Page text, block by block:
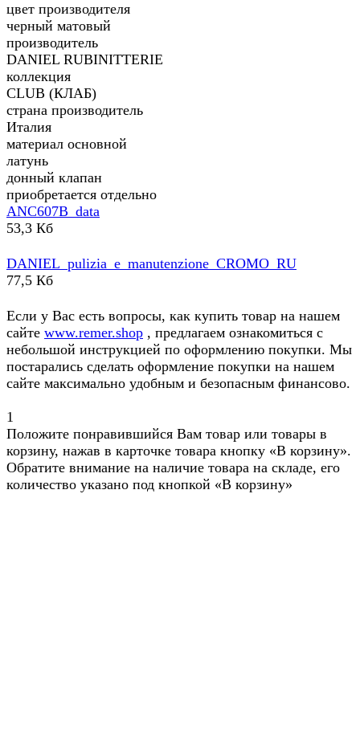
цвет производителя
черный матовый
производитель
DANIEL RUBINITTERIE
коллекция
CLUB (КЛАБ)
страна производитель
Италия
материал основной
латунь
донный клапан
приобретается отдельно
ANC607B_data
53,3 Кб
DANIEL_pulizia_e_manutenzione_CROMO_RU
77,5 Кб
Если у Вас есть вопросы, как купить товар на нашем
сайте www.remer.shop , предлагаем ознакомиться с
небольшой инструкцией по оформлению покупки. Мы
постарались сделать оформление покупки на нашем
сайте максимально удобным и безопасным финансово.
1
Положите понравившийся Вам товар или товары в
корзину, нажав в карточке товара кнопку «В корзину».
Обратите внимание на наличие товара на складе, его
количество указано под кнопкой «В корзину»